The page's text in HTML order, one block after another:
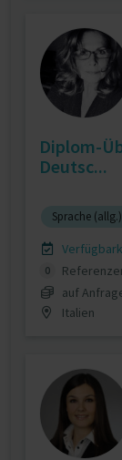
Diplom-
Deutsc...
Sprache (allg.)
0
auf
Italien